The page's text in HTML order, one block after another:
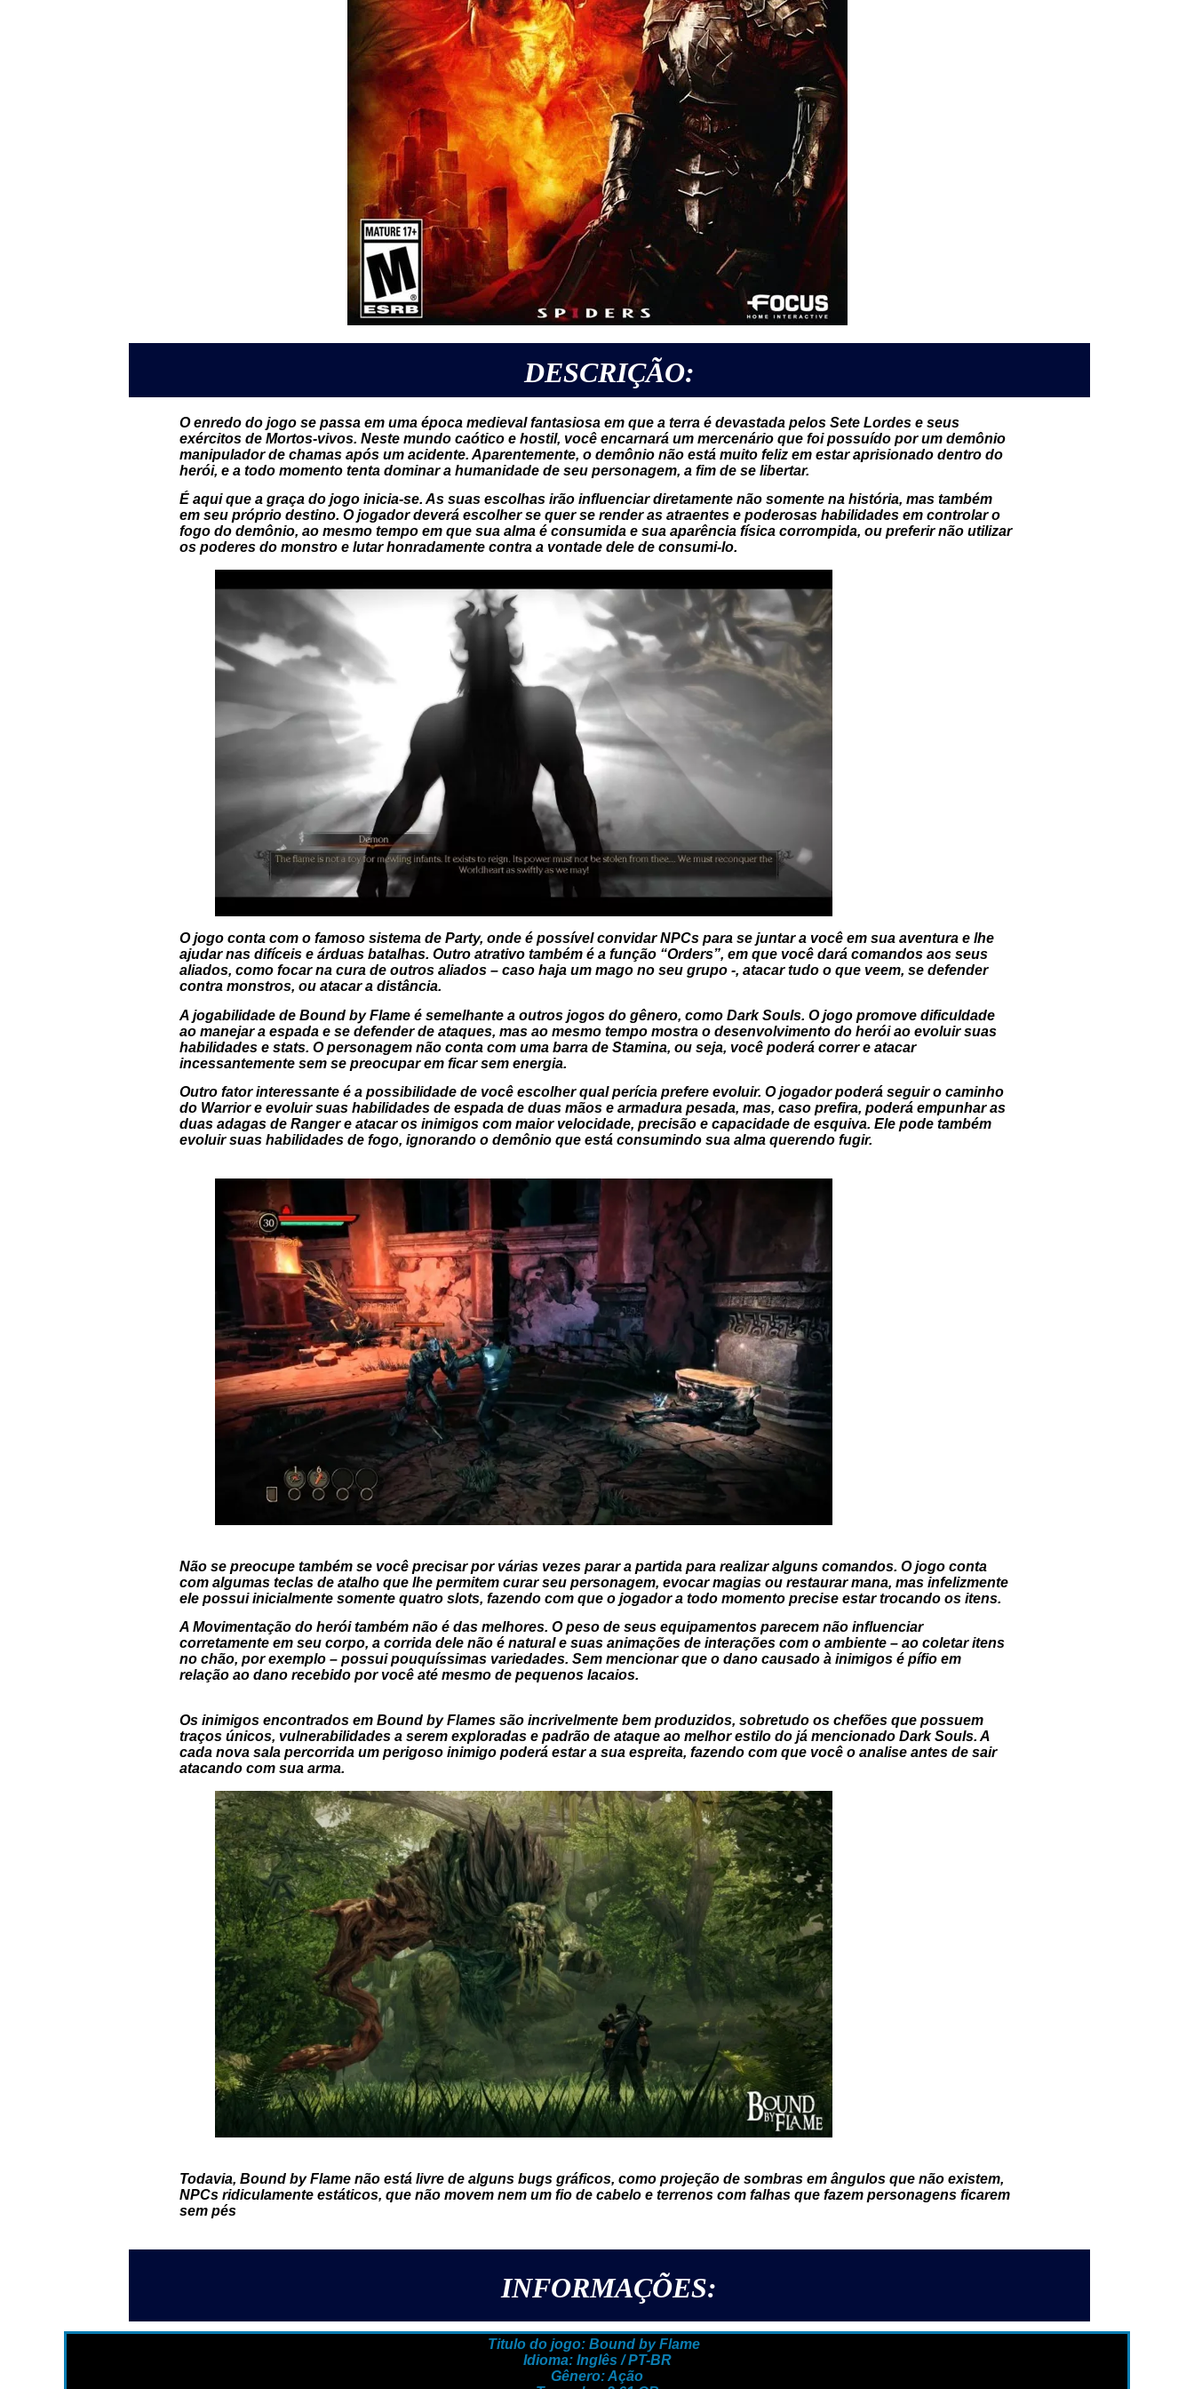
DESCRIÇÃO:
O enredo do jogo se passa em uma época medieval fantasiosa em que a terra é devastada pelos Sete Lordes e seus
exércitos de Mortos-vivos. Neste mundo caótico e hostil, você encarnará um mercenário que foi possuído por um demônio
manipulador de chamas após um acidente. Aparentemente, o demônio não está muito feliz em estar aprisionado dentro do
herói, e a todo momento tenta dominar a humanidade de seu personagem, a fim de se libertar.
É aqui que a graça do jogo inicia-se. As suas escolhas irão influenciar diretamente não somente na história, mas também
em seu próprio destino. O jogador deverá escolher se quer se render as atraentes e poderosas habilidades em controlar o
fogo do demônio, ao mesmo tempo em que sua alma é consumida e sua aparência física corrompida, ou preferir não utilizar
os poderes do monstro e lutar honradamente contra a vontade dele de consumi-lo.
O jogo conta com o famoso sistema de Party, onde é possível convidar NPCs para se juntar a você em sua aventura e lhe
ajudar nas difíceis e árduas batalhas. Outro atrativo também é a função “Orders”, em que você dará comandos aos seus
aliados, como focar na cura de outros aliados – caso haja um mago no seu grupo -, atacar tudo o que veem, se defender
contra monstros, ou atacar a distância.
A jogabilidade de Bound by Flame é semelhante a outros jogos do gênero, como Dark Souls. O jogo promove dificuldade
ao manejar a espada e se defender de ataques, mas ao mesmo tempo mostra o desenvolvimento do herói ao evoluir suas
habilidades e stats. O personagem não conta com uma barra de Stamina, ou seja, você poderá correr e atacar
incessantemente sem se preocupar em ficar sem energia.
Outro fator interessante é a possibilidade de você escolher qual perícia prefere evoluir. O jogador poderá seguir o caminho
do Warrior e evoluir suas habilidades de espada de duas mãos e armadura pesada, mas, caso prefira, poderá empunhar as
duas adagas de Ranger e atacar os inimigos com maior velocidade, precisão e capacidade de esquiva. Ele pode também
evoluir suas habilidades de fogo, ignorando o demônio que está consumindo sua alma querendo fugir.
Não se preocupe também se você precisar por várias vezes parar a partida para realizar alguns comandos. O jogo conta
com algumas teclas de atalho que lhe permitem curar seu personagem, evocar magias ou restaurar mana, mas infelizmente
ele possui inicialmente somente quatro slots, fazendo com que o jogador a todo momento precise estar trocando os itens.
A Movimentação do herói também não é das melhores. O peso de seus equipamentos parecem não influenciar
corretamente em seu corpo, a corrida dele não é natural e suas animações de interações com o ambiente – ao coletar itens
no chão, por exemplo – possui pouquíssimas variedades. Sem mencionar que o dano causado à inimigos é pífio em
relação ao dano recebido por você até mesmo de pequenos lacaios.
Os inimigos encontrados em Bound by Flames são incrivelmente bem produzidos, sobretudo os chefões que possuem
traços únicos, vulnerabilidades a serem exploradas e padrão de ataque ao melhor estilo do já mencionado Dark Souls. A
cada nova sala percorrida um perigoso inimigo poderá estar a sua espreita, fazendo com que você o analise antes de sair
atacando com sua arma.
Todavia, Bound by Flame não está livre de alguns bugs gráficos, como projeção de sombras em ângulos que não existem,
NPCs ridiculamente estáticos, que não movem nem um fio de cabelo e terrenos com falhas que fazem personagens ficarem
sem pés
INFORMAÇÕES:
Titulo do jogo: Bound by Flame
Idioma: Inglês / PT-BR
Gênero: Ação